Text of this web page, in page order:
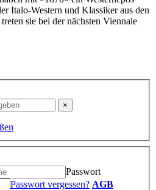
Italo-Western und Klassiker aus den
sie bei der nächsten Viennale
Passwort
Passwort vergessen? AGB